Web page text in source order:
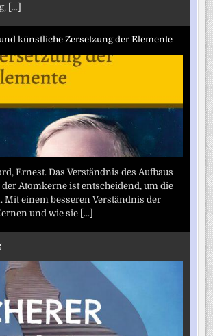
[...]
künstliche Zersetzung der Elemente
Ernest. Das Verständnis des Aufbaus
Atomkerne ist entscheidend, um die
Mit einem besseren Verständnis der
und wie sie [...]